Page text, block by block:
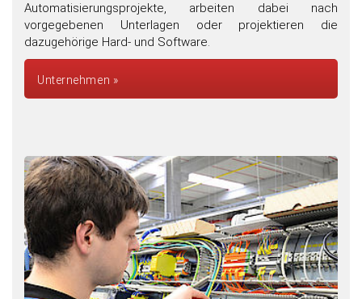
Automatisierungsprojekte, arbeiten dabei nach
vorgegebenen Unterlagen oder projektieren die
dazugehörige Hard- und Software.
Unternehmen